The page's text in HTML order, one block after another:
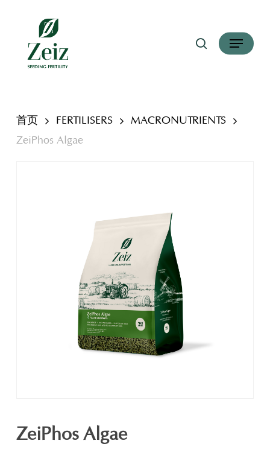
菜单
首页 FERTILISERS
MACRONUTRIENTS
ZeiPhos Algae
ZeiPhos Algae